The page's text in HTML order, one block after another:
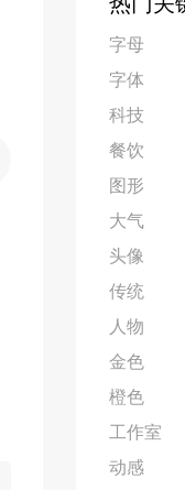
字母
字体
科技
餐饮
图形
大气
头像
传统
人物
金色
橙色
工作室
动感